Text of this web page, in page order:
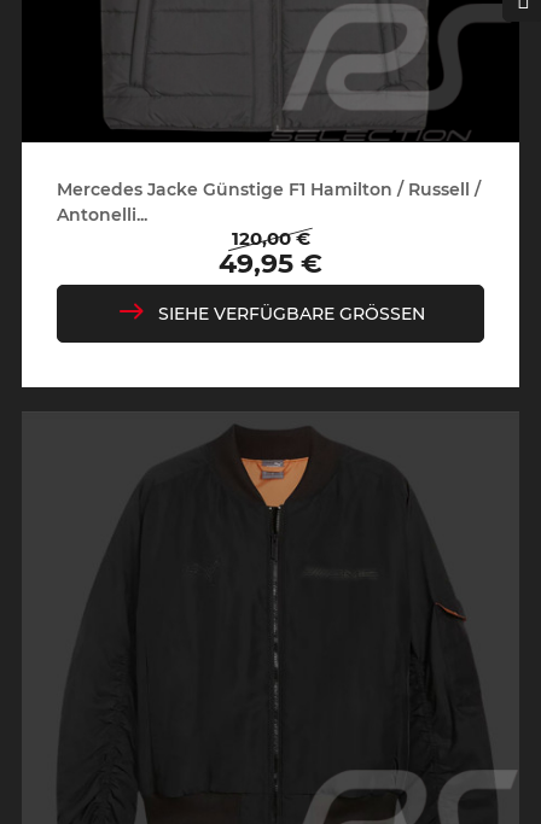
Mercedes Jacke Günstige F1 Hamilton / Russell /
Antonelli...
Regulärer
Preis
120,00 €
Preis
49,95 €
SIEHE VERFÜGBARE GRÖSSEN